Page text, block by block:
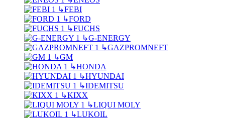
↳FEBI
↳FORD
↳FUCHS
↳G-ENERGY
↳GAZPROMNEFT
↳GM
↳HONDA
↳HYUNDAI
↳IDEMITSU
↳KIXX
↳LIQUI MOLY
↳LUKOIL